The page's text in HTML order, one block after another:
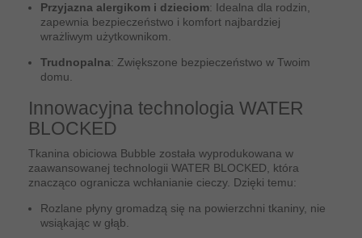
Przyjazna alergikom i dzieciom: Idealna dla rodzin,
zapewnia bezpieczeństwo i komfort najbardziej
wrażliwym użytkownikom.
Trudnopalna: Zwiększone bezpieczeństwo w Twoim
domu.
Innowacyjna technologia WATER
BLOCKED
Tkanina obiciowa Bubble została wyprodukowana w
zaawansowanej technologii WATER BLOCKED, która
znacząco ogranicza wchłanianie cieczy. Dzięki temu:
Rozlane płyny gromadzą się na powierzchni tkaniny, nie
wsiąkając w głąb.